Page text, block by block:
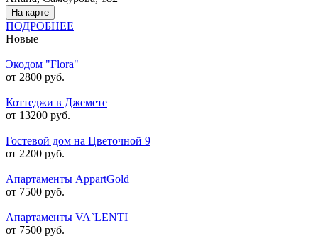
На карте
ПОДРОБНЕЕ
Новые
Экодом "Flora"
от 2800 руб.
Коттеджи в Джемете
от 13200 руб.
Гостевой дом на Цветочной 9
от 2200 руб.
Апартаменты AppartGold
от 7500 руб.
Апартаменты VA`LENTI
от 7500 руб.